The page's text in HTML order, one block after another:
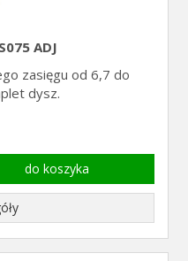
ADJ
zasięgu od 6,7 do
dysz.
do koszyka